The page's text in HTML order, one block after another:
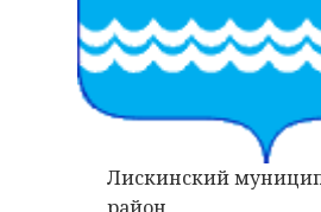
Лискинский